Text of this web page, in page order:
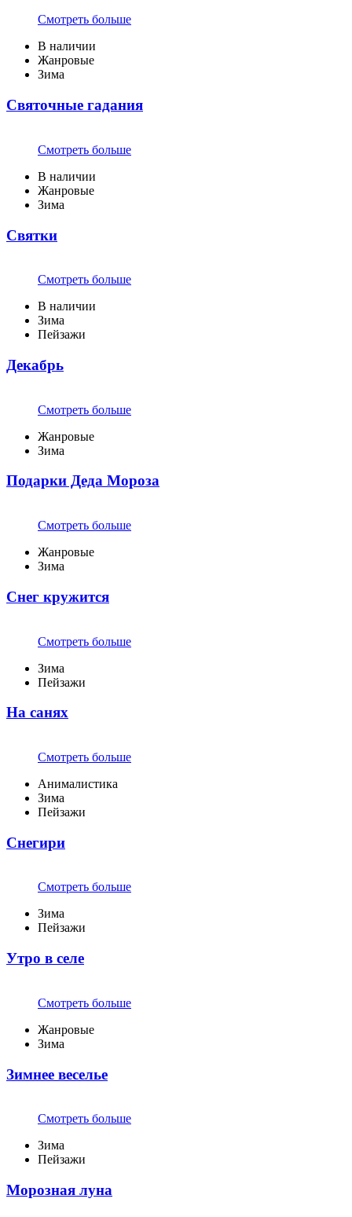
Смотреть больше
В наличии
Жанровые
Зима
Святочные гадания
Смотреть больше
В наличии
Жанровые
Зима
Святки
Смотреть больше
В наличии
Зима
Пейзажи
Декабрь
Смотреть больше
Жанровые
Зима
Подарки Деда Мороза
Смотреть больше
Жанровые
Зима
Снег кружится
Смотреть больше
Зима
Пейзажи
На санях
Смотреть больше
Анималистика
Зима
Пейзажи
Снегири
Смотреть больше
Зима
Пейзажи
Утро в селе
Смотреть больше
Жанровые
Зима
Зимнее веселье
Смотреть больше
Зима
Пейзажи
Морозная луна